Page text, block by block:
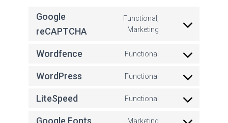
Google
reCAPTCHA
Functional,
Marketing
Wordfence Functional
WordPress Functional
LiteSpeed Functional
Google Fonts Marketing